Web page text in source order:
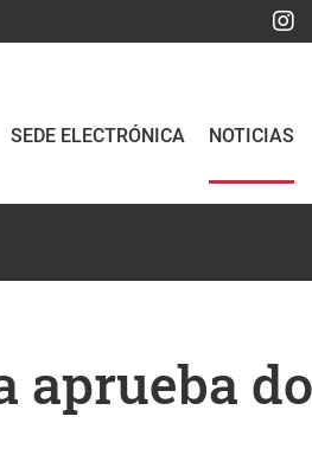
SEDE ELECTRÓNICA NOTICIAS
aprueba